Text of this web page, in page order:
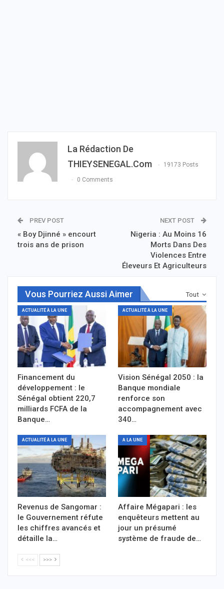
La Rédaction De
THIEYSENEGAL.com
19173 Posts
0 Comments
PREV POST
« Boy Djinné » encourt
trois ans de prison
NEXT POST
Nigeria : Au Moins 16
Morts Dans Des
Violences Entre
Éleveurs Et Agriculteurs
Tout
Vous Pourriez Aussi Aimer
ACTUALITÉ À LA UNE
Financement du
développement : le
Sénégal obtient 220,7
milliards FCFA de la
Banque…
ACTUALITÉ À LA UNE
Vision Sénégal 2050 : la
Banque mondiale
renforce son
accompagnement avec
340…
ACTUALITÉ À LA UNE
Revenus de Sangomar :
le Gouvernement réfute
les chiffres avancés et
détaille la…
A LA UNE
Affaire Mégapari : les
enquêteurs mettent au
jour un présumé
système de fraude de…
<<< >>>